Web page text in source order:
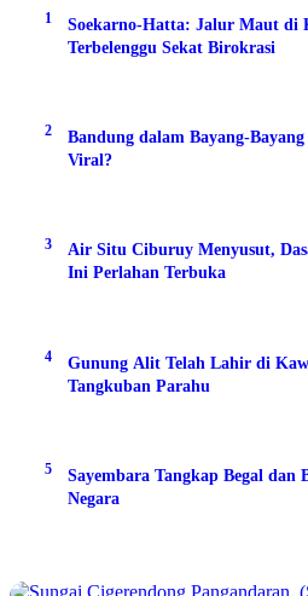
1
Soekarno-Hatta: Jalur Maut di
Terbelenggu Sekat Birokrasi
2
Bandung dalam Bayang-
Viral?
3
Air Situ Ciburuy Menyusut,
Ini Perlahan Terbuka
4
Gunung Alit Telah Lahir di
Tangkuban Parahu
5
Sayembara Tangkap Begal dan
Negara